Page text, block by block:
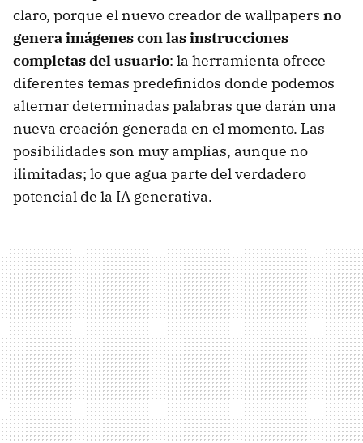
claro, porque el nuevo creador de wallpapers no
genera imágenes con las instrucciones
completas del usuario: la herramienta ofrece
diferentes temas predefinidos donde podemos
alternar determinadas palabras que darán una
nueva creación generada en el momento. Las
posibilidades son muy amplias, aunque no
ilimitadas; lo que agua parte del verdadero
potencial de la IA generativa.